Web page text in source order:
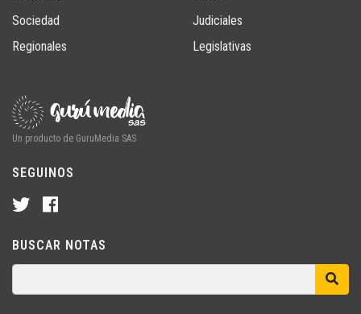
Sociedad
Regionales
Judiciales
Legislativas
Un producto de GuruMedia SAS
SEGUINOS
BUSCAR NOTAS